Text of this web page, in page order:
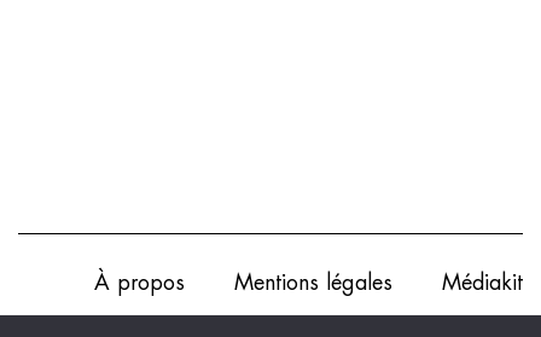
À propos Mentions légales Médiakit